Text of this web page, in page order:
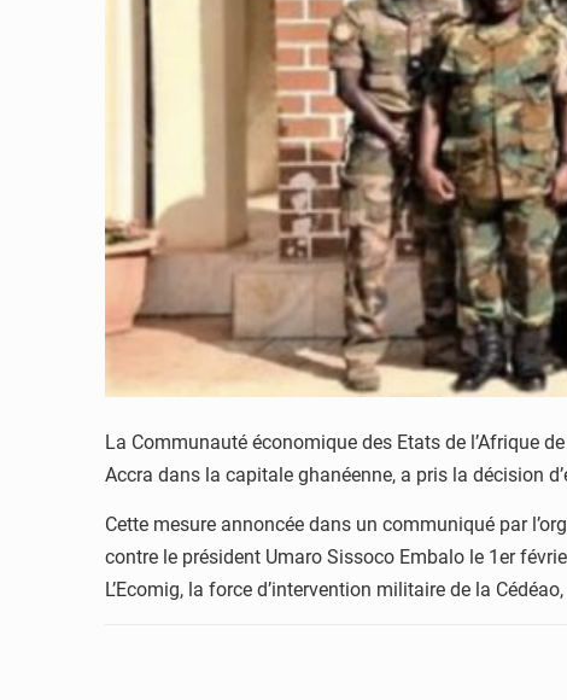
La Communauté économique des Etats de l’Afrique
Accra dans la capitale ghanéenne, a pris la décision
Cette mesure annoncée dans un communiqué par
contre le président Umaro Sissoco Embalo le 1er
L’Ecomig, la force d’intervention militaire de la